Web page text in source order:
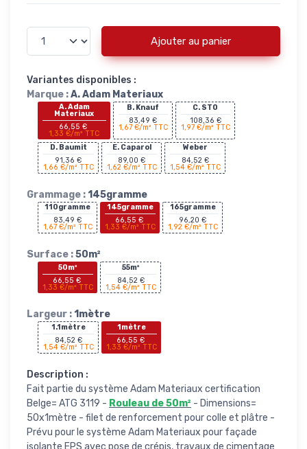
Ajouter au panier
Variantes disponibles :
Marque :A. Adam Materiaux
A. Adam
Materiaux
66,55 €
1,33 €/m² TTC
B. Knauf
83,49 €
1,67 €/m² TTC
C. STO
108,36 €
1,97 €/m² TTC
D. Baumit
91,36 €
1,66 €/m² TTC
E. Caparol
89,00 €
1,62 €/m² TTC
Weber
84,52 €
1,54 €/m² TTC
Grammage :145gramme
110gramme
83,49 €
1,67 €/m² TTC
145gramme
66,55 €
1,33 €/m² TTC
165gramme
96,20 €
1,92 €/m² TTC
Surface :50m²
50m²
66,55 €
1,33 €/m² TTC
55m²
84,52 €
1,54 €/m² TTC
Largeur :1mètre
1.1mètre
84,52 €
1,54 €/m² TTC
1mètre
66,55 €
1,33 €/m² TTC
Description :
Fait partie du système Adam Materiaux certification
Belge= ATG 3119 - Rouleau de 50m² - Dimensions=
50x1mètre - filet de renforcement pour colle et plâtre -
Prévu pour le système Adam Materiaux pour façade
isolante EPS avec pose de crépis, travaux de cimentage